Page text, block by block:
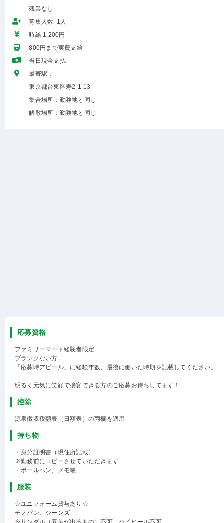
残業なし
募集人数 1人
時給 1,200円
800円まで実費支給
当日現金支払
最寄駅：-
東京都台東区寿2-1-13
集合場所：勤務地と同じ
解散場所：勤務地と同じ
応募資格
ファミリーマート経験者限定
ブランクない方
「応募時アピール」に経験年数、最後に働いた時期を記載してください。
明るく元気に笑顔で接客できる方のご応募お待ちしてます！
控除
源泉徴収税額表（日額表）の丙欄を適用
持ち物
・身分証明書（現住所記載）
※勤務前にコピーさせていただきます
・ボールペン、メモ帳
服装
☆ユニフォーム貸与あり☆
チノパン、ジーンズ
※サンダル（素足が出るもの）不可、ハイヒール不可